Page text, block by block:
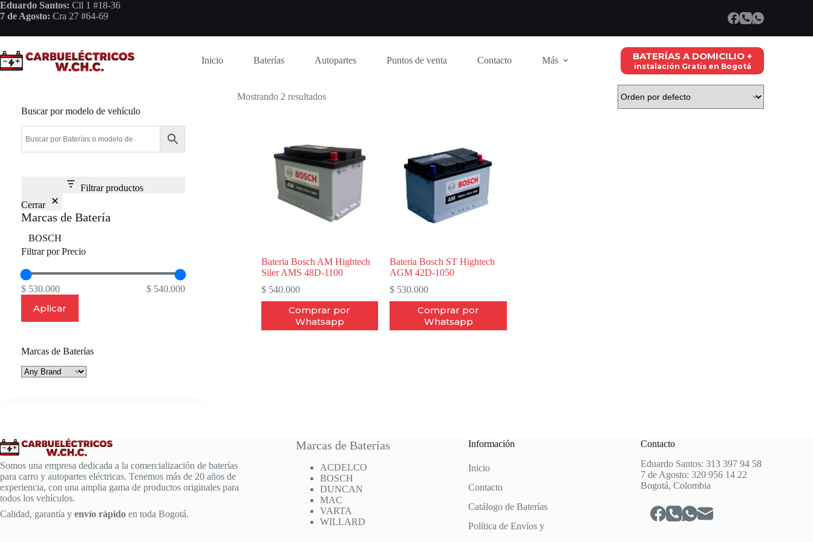
Saltar
al
Eduardo Santos: Cll 1 #18-36
7 de Agosto: Cra 27 #64-69
Inicio Baterías Autopartes Puntos de venta Contacto Más BATERÍAS A DOMICILIO +
instalación Gratis en Bogotá
Mostrando 2 resultados
Bateria Bosch AM Hightech
Siler AMS 48D-1100
$540.000
Comprar por
Whatsapp
Bateria Bosch ST Hightech
AGM 42D-1050
$ 530.000
Comprar por
Whatsapp
Buscar por modelo de vehículo
Filtrar productos
Cerrar
Marcas de Batería
Marca
BOSCH
Filtrar por Precio
$ 530.000 $ 540.000
Aplicar
Marcas de Baterías
Somos una empresa dedicada a la comercialización de baterías
para carro y autopartes eléctricas. Tenemos más de 20 años de
experiencia, con una amplia gama de productos originales para
todos los vehículos.
Calidad, garantía y envío rápido en toda Bogotá.
Marcas de Baterías
ACDELCO
BOSCH
DUNCAN
MAC
VARTA
WILLARD
Información
Inicio
Contacto
Catálogo de Baterías
Política de Envíos y
Contacto
Eduardo Santos: 313 397 94 58
7 de Agosto: 320 956 14 22
Bogotá, Colombia